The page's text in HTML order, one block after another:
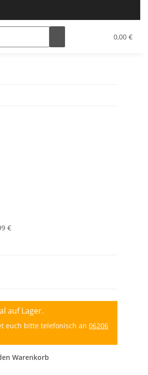
0,00 €
Gutscheine
€
auf Lager.
euch bitte telefonisch an 06206
Warenkorb